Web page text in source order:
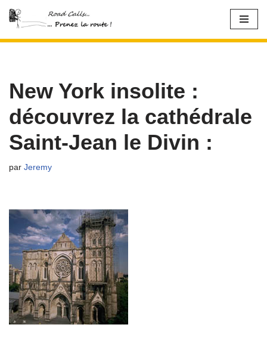
Aller
New York insolite :
découvrez la cathédrale
Saint-Jean le Divin :
par Jeremy